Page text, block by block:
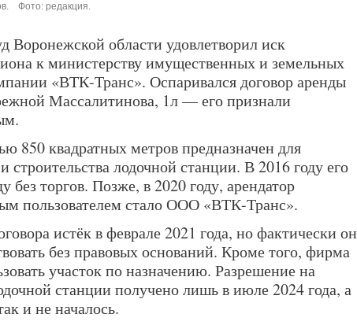
Фото: редакция.
Воронежской области удовлетворил иск
к министерству имущественных и земельных
«ВТК-Транс». Оспаривался договор аренды
Массалитинова, 1л — его признали
850 квадратных метров предназначен для
строительства лодочной станции. В 2016 году его
без торгов. Позже, в 2020 году, арендатор
пользователем стало ООО «ВТК-Транс».
истёк в феврале 2021 года, но фактически он
без правовых оснований. Кроме того, фирма
участок по назначению. Разрешение на
станции получено лишь в июле 2024 года, а
и не началось.